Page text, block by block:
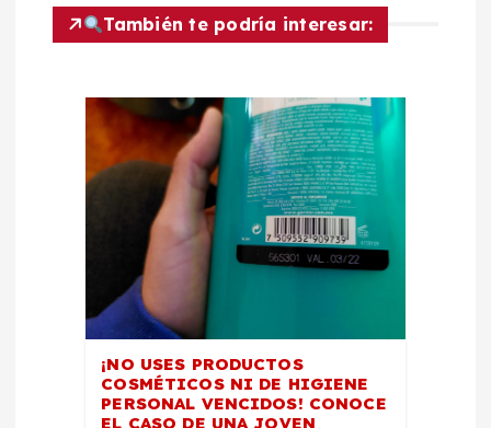
g
También te podría interesar:
¡NO USES PRODUCTOS
COSMÉTICOS NI DE HIGIENE
PERSONAL VENCIDOS! CONOCE
EL CASO DE UNA JOVEN